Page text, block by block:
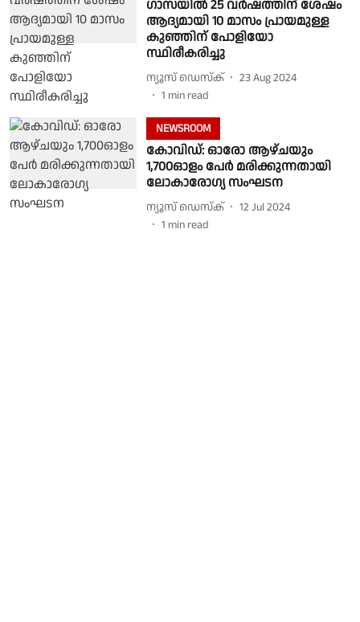
ഗാസയിൽ 25 വർഷത്തിന് ശേഷം
ആദ്യമായി 10 മാസം പ്രായമുള്ള
കുഞ്ഞിന് പോളിയോ
സ്ഥിരീകരിച്ചു
ന്യൂസ് ഡെസ്ക്
23 Aug 2024
1 min read
NEWSROOM
കോവിഡ്: ഓരോ ആഴ്ചയും
1,700ഓളം പേർ മരിക്കുന്നതായി
ലോകാരോഗ്യ സംഘടന
ന്യൂസ് ഡെസ്ക്
12 Jul 2024
1 min read